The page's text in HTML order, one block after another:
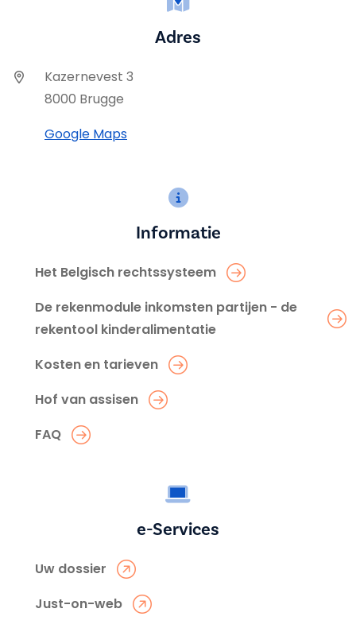
Adres
Kazernevest 3
8000 Brugge
Google Maps
Informatie
Het Belgisch rechtssysteem
De rekenmodule inkomsten partijen - de
rekentool kinderalimentatie
Kosten en tarieven
Hof van assisen
FAQ
e-Services
Uw dossier
Just-on-web